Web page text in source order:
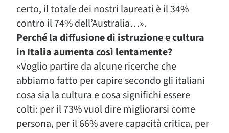
certo, il totale dei nostri laureati è il 34%
contro il 74% dell’Australia…».
Perché la diffusione di istruzione e cultura
in Italia aumenta così lentamente?
«Voglio partire da alcune ricerche che
abbiamo fatto per capire secondo gli italiani
cosa sia la cultura e cosa significhi essere
colti: per il 73% vuol dire migliorarsi come
persona, per il 66% avere capacità critica, per